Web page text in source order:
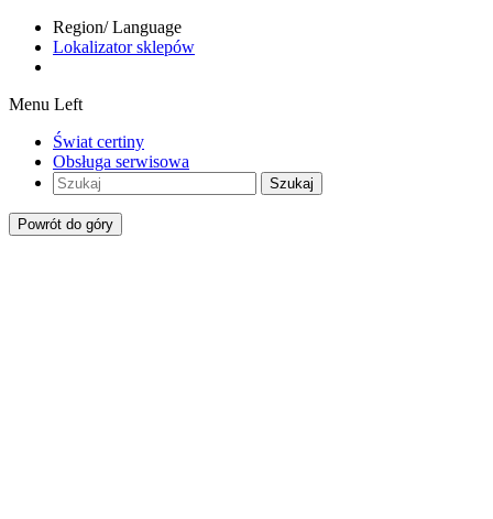
Region/ Language
Lokalizator sklepów
Menu Left
Świat certiny
Obsługa serwisowa
Szukaj
Powrót do góry